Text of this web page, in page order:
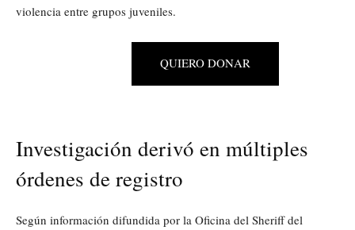
violencia entre grupos juveniles.
QUIERO DONAR
Investigación derivó en múltiples
órdenes de registro
Según información difundida por la Oficina del Sheriff del